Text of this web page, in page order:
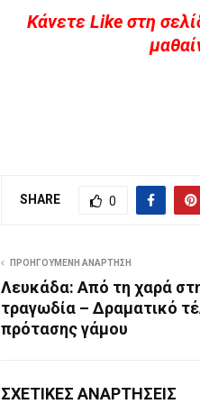
Kάνετε Like στη
SHARE 0
ΠΡΟΗΓΟΎΜΕΝΗ ΑΝΆΡΤΗΣΗ
Λευκάδα: Από τη χαρά
τραγωδία – Δραματικό
πρότασης γάμου
ΣΧΕΤΙΚΈΣ ΑΝΑΡΤΉΣΕΙΣ